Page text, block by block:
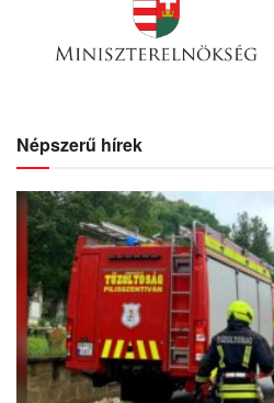
Népszerű hírek